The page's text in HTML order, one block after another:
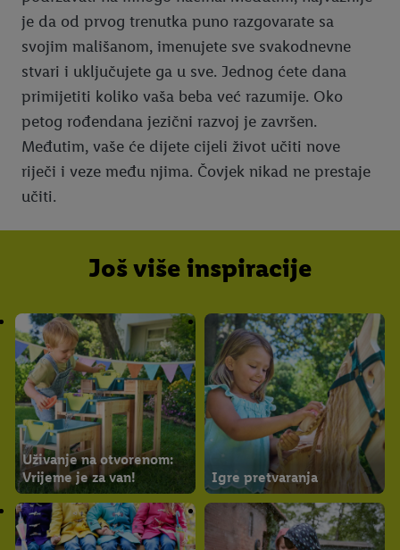
je da od prvog trenutka puno razgovarate sa
svojim mališanom, imenujete sve svakodnevne
stvari i uključujete ga u sve. Jednog ćete dana
primijetiti koliko vaša beba već razumije. Oko
petog rođendana jezični razvoj je završen.
Međutim, vaše će dijete cijeli život učiti nove
riječi i veze među njima. Čovjek nikad ne prestaje
učiti.
Još više inspiracije
Uživanje na otvorenom:
Vrijeme je za van!
Igre pretvaranja